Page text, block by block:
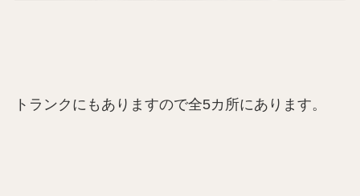
トランクにもありますので全5カ所にあります。